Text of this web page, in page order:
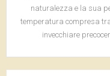
naturalezza e la sua
temperatura compresa
invecchiare